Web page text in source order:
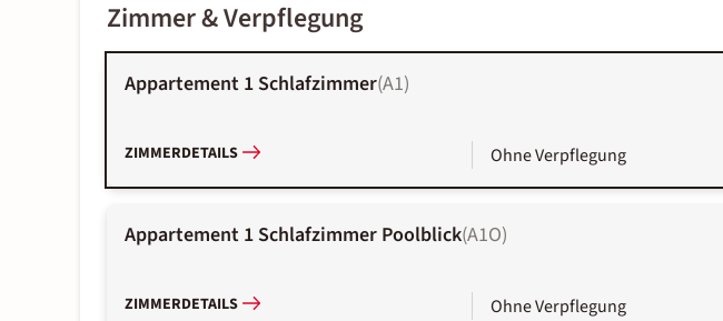
Zimmer & Verpflegung
Appartement 1 Schlafzimmer(A1)
ZIMMERDETAILS Ohne Verpflegung
Appartement 1 Schlafzimmer Poolblick(A1O)
ZIMMERDETAILS Ohne Verpflegung